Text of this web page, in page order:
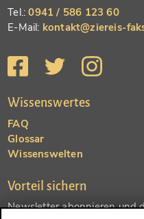
Tel.:0941 / 586 123 60
E-Mail: kontakt@ziereis-
Wissenswertes
FAQ
Glossar
Wissenswelten
Vorteil sichern
Newsletter abonnieren und